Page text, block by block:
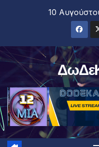
10